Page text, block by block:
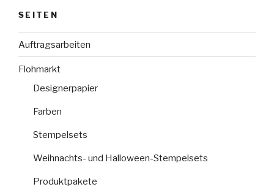
SEITEN
Auftragsarbeiten
Flohmarkt
Designerpapier
Farben
Stempelsets
Weihnachts- und Halloween-Stempelsets
Produktpakete